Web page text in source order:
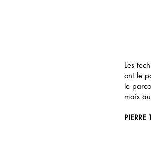
Les
ont le
le
mais
PIERRE